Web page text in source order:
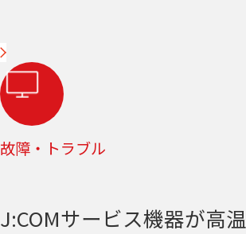
故障・トラブル
J:COMサービス機器が高